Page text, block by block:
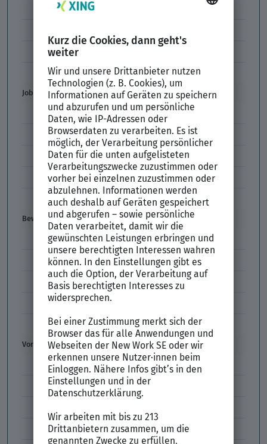
Formulierungen im Arbeitszeugnis
Unbefristeter Arbeitsvertrag
Der XING Bewerbungsratgeber
Job & Karriere
Arbeitsvertrag
Codes im Arbeitszeugnis
Kündigung
Einstiegsgehalt
Gehaltswunsch
Bewerbung
E-Mail-Bewerbung
Anlagen und Zeugnisse
Initiativbewerbung
Interne Bewerbung
Empfehlungsschreiben
Vorstellungsgespräch
Vorstellungsgespräch Fragen
Schwächen im Vorstellungsgespräch
Vorbereitung Vorstellungsgespräch